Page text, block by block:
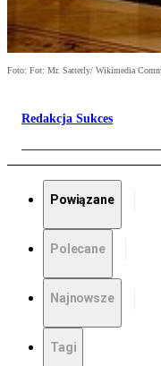
Foto: Fot: Mr. Satterly/ Wikimedia
Redakcja Sukces
Powiązane
Polecane
Najnowsze
Tagi